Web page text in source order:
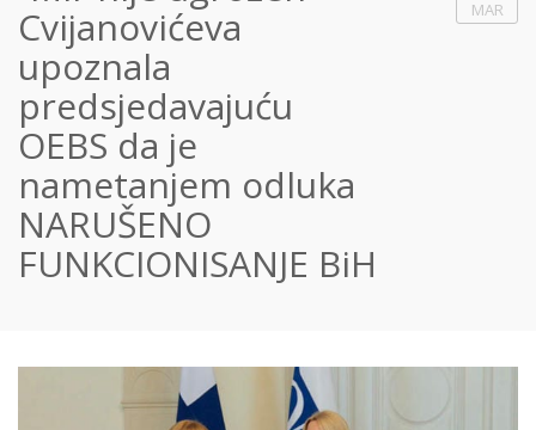
Cvijanovićeva
upoznala
predsjedavajuću
OEBS da je
nametanjem odluka
NARUŠENO
FUNKCIONISANJE BiH
MAR